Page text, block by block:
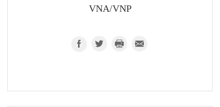
VNA/VNP